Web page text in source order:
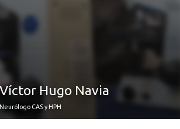
Hugo Navia
Neurólogo CAS y HPH